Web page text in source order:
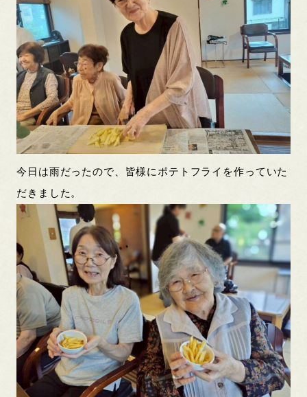
今日は雨だったので、皆様にポテトフライを作っていた
だきました。